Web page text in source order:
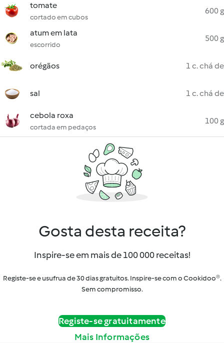
tomate
cortado em cubos
600 g
atum em lata
escorrido
500 g
orégãos 1 c. chá de
sal 1 c. chá de
cebola roxa
cortada em pedaços
100 g
Gosta desta receita?
Inspire-se em mais de 100 000 receitas!
Registe-se e usufrua de 30 dias gratuitos. Inspire-se com o Cookidoo®.
Sem compromisso.
Registe-se gratuitamente
Mais Informações